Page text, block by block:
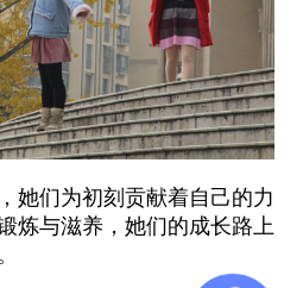
她们为初刻贡献着自己的力
炼与滋养，她们的成长路上